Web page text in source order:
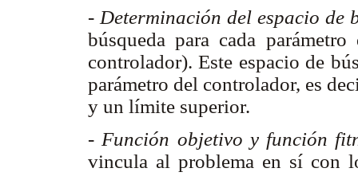
- Determinación del espacio de
búsqueda para cada
controlador). Este espacio de
parámetro del controlador, es
y un límite superior.
- Función objetivo y función
vincula al problema en sí con